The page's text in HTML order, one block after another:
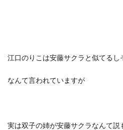
江口のりこは安藤サクラと似てるし
なんて言われていますが
実は双子の姉が安藤サクラなんて説